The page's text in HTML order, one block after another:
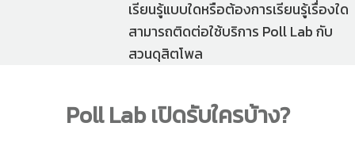
เรียนรู้แบบใดหรือต้องการเรียนรู้เรื่องใด
สามารถติดต่อใช้บริการ Poll Lab กับ
สวนดุสิตโพล
Poll Lab เปิดรับใครบ้าง?